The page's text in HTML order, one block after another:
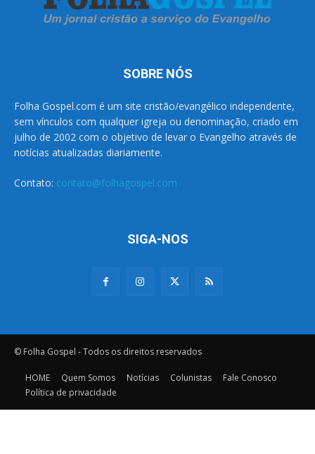
SOBRE NÓS
Folha Gospel.com é um site cristão/evangélico independente,
sem vínculos com qualquer igreja ou denominação, criado em
julho de 2002 com o objetivo de levar o Evangelho através de
notícias atualizadas diariamente.
Contato: contato@folhagospel.com
SIGA-NOS
© Folha Gospel - Todos os direitos reservados
HOME Quem Somos Notícias Colunistas
Fale Conosco
Política de privacidade